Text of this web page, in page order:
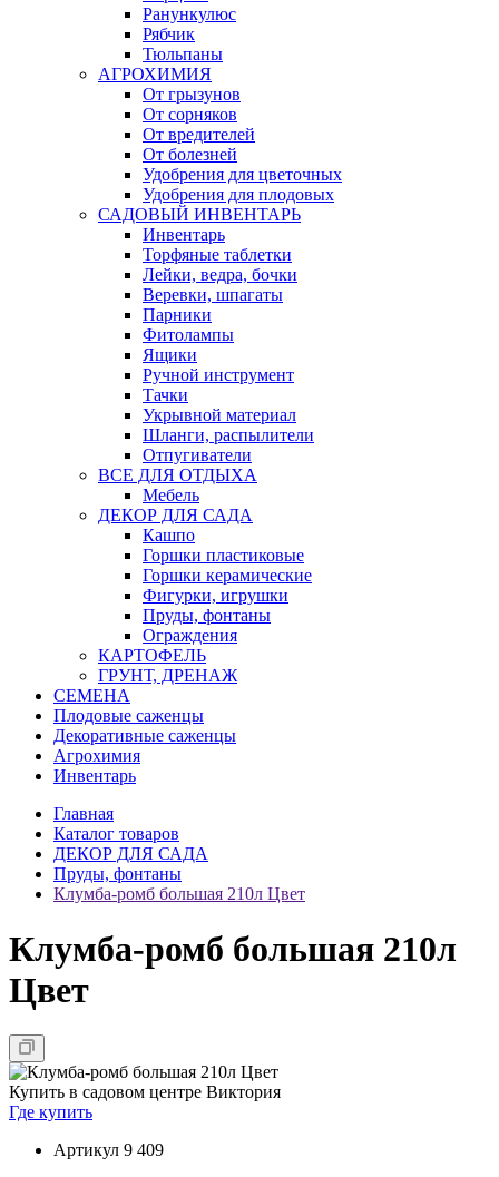
Ранункулюс
Рябчик
Тюльпаны
АГРОХИМИЯ
От грызунов
От сорняков
От вредителей
От болезней
Удобрения для цветочных
Удобрения для плодовых
САДОВЫЙ ИНВЕНТАРЬ
Инвентарь
Торфяные таблетки
Лейки, ведра, бочки
Веревки, шпагаты
Парники
Фитолампы
Ящики
Ручной инструмент
Тачки
Укрывной материал
Шланги, распылители
Отпугиватели
ВСЕ ДЛЯ ОТДЫХА
Мебель
ДЕКОР ДЛЯ САДА
Кашпо
Горшки пластиковые
Горшки керамические
Фигурки, игрушки
Пруды, фонтаны
Ограждения
КАРТОФЕЛЬ
ГРУНТ, ДРЕНАЖ
СЕМЕНА
Плодовые саженцы
Декоративные саженцы
Агрохимия
Инвентарь
Главная
Каталог товаров
ДЕКОР ДЛЯ САДА
Пруды, фонтаны
Клумба-ромб большая 210л Цвет
Клумба-ромб большая 210л
Цвет
Купить в садовом центре Виктория
Где купить
Артикул 9 409